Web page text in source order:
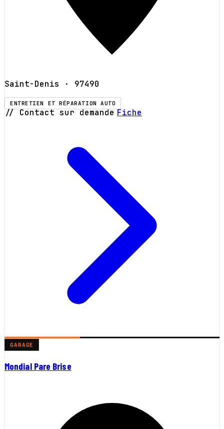
Saint-Denis · 97490
ENTRETIEN ET RÉPARATION AUTO
// Contact sur demande Fiche
GARAGE
Mondial Pare Brise